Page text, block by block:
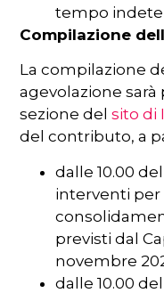
tempo
Compilazione
La compilazione
agevolazione
sezione delsito di
del contributo, a
dalle 10.00
interventi per
previsti dal
novembre
dalle 10.00